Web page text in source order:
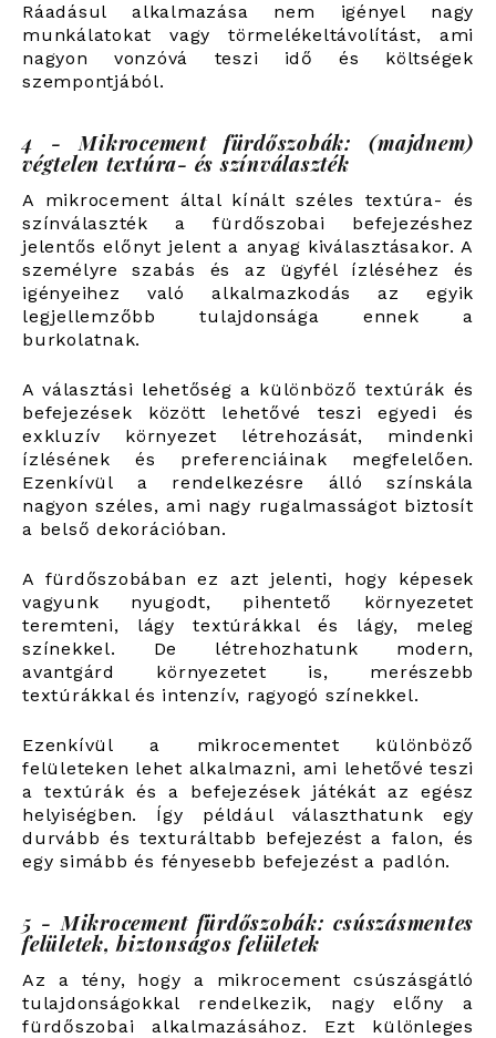
Ráadásul alkalmazása nem igényel nagy
munkálatokat vagy törmelékeltávolítást, ami
nagyon vonzóvá teszi idő és költségek
szempontjából.
4 - Mikrocement fürdőszobák: (majdnem)
végtelen textúra- és színválaszték
A mikrocement által kínált széles textúra- és
színválaszték a fürdőszobai befejezéshez
jelentős előnyt jelent a anyag kiválasztásakor. A
személyre szabás és az ügyfél ízléséhez és
igényeihez való alkalmazkodás az egyik
legjellemzőbb tulajdonsága ennek a
burkolatnak.
A választási lehetőség a különböző textúrák és
befejezések között lehetővé teszi egyedi és
exkluzív környezet létrehozását, mindenki
ízlésének és preferenciáinak megfelelően.
Ezenkívül a rendelkezésre álló színskála
nagyon széles, ami nagy rugalmasságot biztosít
a belső dekorációban.
A fürdőszobában ez azt jelenti, hogy képesek
vagyunk nyugodt, pihentető környezetet
teremteni, lágy textúrákkal és lágy, meleg
színekkel. De létrehozhatunk modern,
avantgárd környezetet is, merészebb
textúrákkal és intenzív, ragyogó színekkel.
Ezenkívül a mikrocementet különböző
felületeken lehet alkalmazni, ami lehetővé teszi
a textúrák és a befejezések játékát az egész
helyiségben. Így például választhatunk egy
durvább és texturáltabb befejezést a falon, és
egy simább és fényesebb befejezést a padlón.
5 - Mikrocement fürdőszobák: csúszásmentes
felületek, biztonságos felületek
Az a tény, hogy a mikrocement csúszásgátló
tulajdonságokkal rendelkezik, nagy előny a
fürdőszobai alkalmazásához. Ezt különleges